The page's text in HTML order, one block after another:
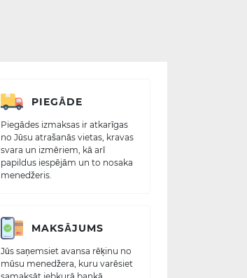
PIEGĀDE
Piegādes izmaksas ir atkarīgas
no Jūsu atrašanās vietas, kravas
svara un izmēriem, kā arī
papildus iespējām un to nosaka
menedžeris.
MAKSĀJUMS
Jūs saņemsiet avansa rēķinu no
mūsu menedžera, kuru varēsiet